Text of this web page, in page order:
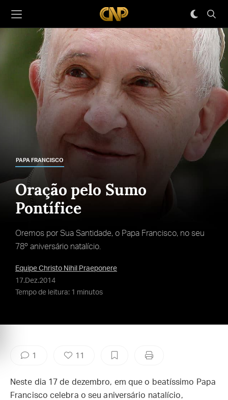
PAPA FRANCISCO
Oração pelo Sumo
Pontífice
Oremos por Sua Santidade, o Papa Francisco, no seu
78º aniversário natalício.
Equipe Christo Nihil Praeponere
17.Dez.2014
Tempo de leitura: 1 minutos
1 11
Neste dia 17 de dezembro, em que o beatíssimo Papa
Francisco celebra o seu aniversário natalício,